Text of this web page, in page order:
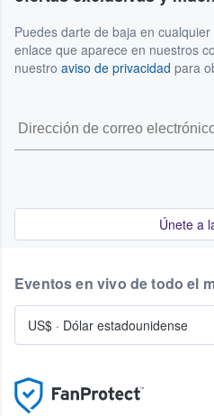
Puedes darte de baja en
enlace que aparece en nuestros
nuestro aviso de privacidad para
Únete a
Eventos en vivo de todo el
US$ · Dólar estadounidense